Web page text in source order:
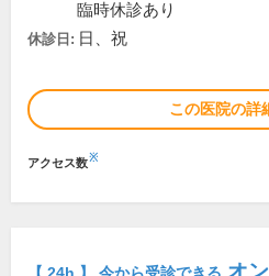
臨時休診あり
休診日: 日、祝
この医院の詳
アクセス数※
オ